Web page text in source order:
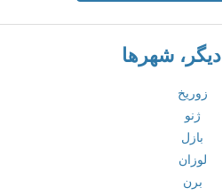
شهرها
زوریخ
ژنو
بازل
لوزان
برن